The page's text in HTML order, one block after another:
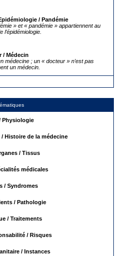
/ Pandémie
» et « pandémie » appartiennent au
l’épidémiologie.
/ Médecin
médecine ; un « docteur » n’est pas
un médecin.
Physiologie
Histoire de la médecine
/ Tissus
médicales
/ Syndromes
/ Pathologie
/ Traitements
/ Risques
/ Instances